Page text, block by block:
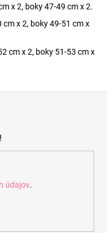
x 2, boky 47-49 cm x 2.
x 2, boky 49-51 cm x
cm x 2, boky 51-53 cm x
údajov.